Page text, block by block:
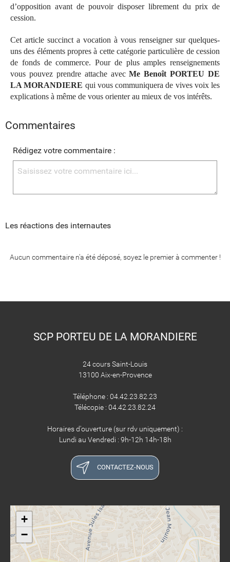
d’opposition avant de pouvoir disposer librement du prix de
cession.
Cet article succinct a vocation à vous renseigner sur quelques-
uns des éléments propres à cette catégorie particulière de cession
de fonds de commerce. Pour de plus amples renseignements
vous pouvez prendre attache avecMe Benoît PORTEU DE
LA MORANDIERE qui vous communiquera de vives voix les
explications à même de vous orienter au mieux de vos intérêts.
Commentaires
Rédigez votre commentaire :
Les réactions des internautes
Aucun commentaire n'a été déposé, soyez le premier à commenter !
SCP PORTEU DE LA MORANDIERE
24 cours Saint-Louis
13100 Aix-en-Provence
Téléphone : 04.42.23.82.23
Télécopie : 04.42.23.82.24
Horaires d'ouverture (sur rdv uniquement) :
Lundi au Vendredi : 9h-12h 14h-18h
CONTACTEZ-NOUS
+
−